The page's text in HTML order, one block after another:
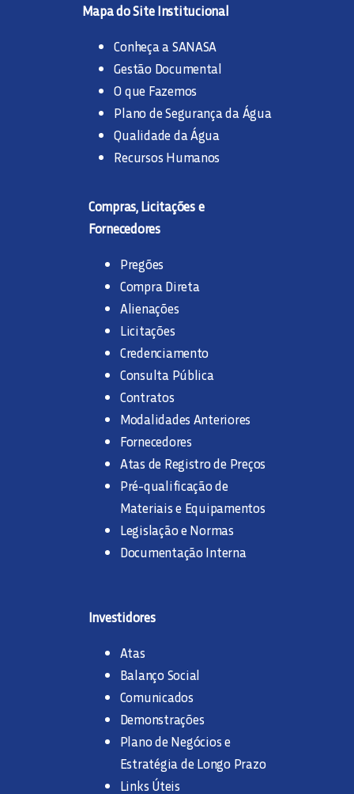
Mapa do Site Institucional
Conheça a SANASA
Gestão Documental
O que Fazemos
Plano de Segurança da Água
Qualidade da Água
Recursos Humanos
Compras, Licitações e
Fornecedores
Pregões
Compra Direta
Alienações
Licitações
Credenciamento
Consulta Pública
Contratos
Modalidades Anteriores
Fornecedores
Atas de Registro de Preços
Pré-qualificação de
Materiais e Equipamentos
Legislação e Normas
Documentação Interna
Investidores
Atas
Balanço Social
Comunicados
Demonstrações
Plano de Negócios e
Estratégia de Longo Prazo
Links Úteis